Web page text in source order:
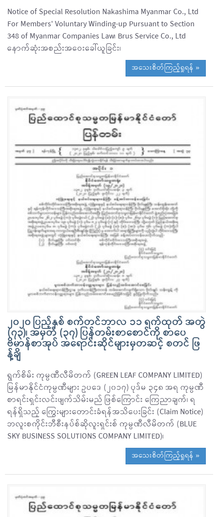
Notice of Special Resolution Nakashima Myanmar Co., Ltd
For Members' Voluntary Winding-up Pursuant to Section
348 of Myanmar Companies Law၊ Brus Service Co., Ltd
နောက်ဆုံးအစည်းအဝေးခေါ်ယူခြင်း၊
အသေးစိတ်ကြည့်ရှုရန် »
၂၀၂၀ ပြည့်နှစ် စက်တင်ဘာလ ၁၁ ရက်ထုတ် အတွဲ
(၇၃)၊ အမှတ် (၃၇) ပြန်တမ်းစာစောင်ကို စာပေ
ဗိမာန်စာအုပ် အရောင်းဆိုင်များမှတဆင့် စတင် ဖြ
န့်ချိ
ရွက်စိမ်း ကုမ္ပဏီလီမိတက် (GREEN LEAF COMPANY LIMITED)
မြန်မာနိုင်ငံကုမ္ပဏီများ ဥပဒေ (၂၀၁၇) ပုဒ်မ ၃၄၈ အရ ကုမ္ပဏီ
စာရင်းရှင်းလင်းဖျက်သိမ်းမည် ဖြစ်ကြောင်း ကြေညာချက်၊ ရ
ရန်ရှိသည့် ကြွေးများတောင်းခံရန်အသိပေးခြင်း (Claim Notice)
ဘလူးစကိုင်းဘီစီးနပ်စ်ဆိုလူးရှင်းစ် ကုမ္ပဏီလီမိတက် (BLUE
SKY BUSINESS SOLUTIONS COMPANY LIMITED)၊
အသေးစိတ်ကြည့်ရှုရန် »